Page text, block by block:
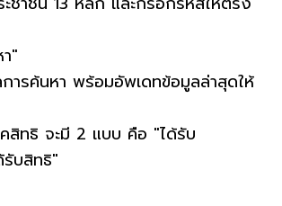
"
ารค้นหา พร้อมอัพเดทข้อมูลล่าสุดให้
สิทธิ จะมี 2 แบบ คือ "ได้รับ
รับสิทธิ"